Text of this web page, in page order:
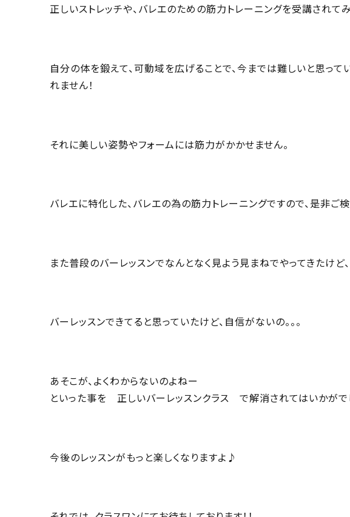
正しいストレッチや、バレエのための筋力トレーニングを受講されて
自分の体を鍛えて、可動域を広げることで、今までは難しいと思っ
れません！
それに美しい姿勢やフォームには筋力がかかせません。
バレエに特化した、バレエの為の筋力トレーニングですので、是非ご
また普段のバーレッスンでなんとなく見よう見まねでやってきたけど
バーレッスンできてると思っていたけど、自信がないの。。。
あそこが、よくわからないのよねー
といった事を 正しいバーレッスンクラス で解消されてはいかがで
今後のレッスンがもっと楽しくなりますよ♪